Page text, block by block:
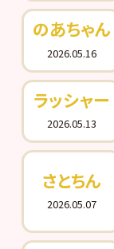
のあちゃん
2026.05.16
ラッシャー
2026.05.13
さとちん
2026.05.07